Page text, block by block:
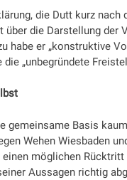
die Dutt kurz
über die Darstellung der
habe er „konstruktive
„unbegründete
gemeinsame Basis
Wehen Wiesbaden
möglichen
Aussagen richtig